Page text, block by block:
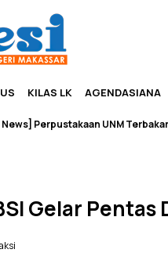
KILAS LK AGENDASIANA
UNM Terbakar
Gelar Pentas